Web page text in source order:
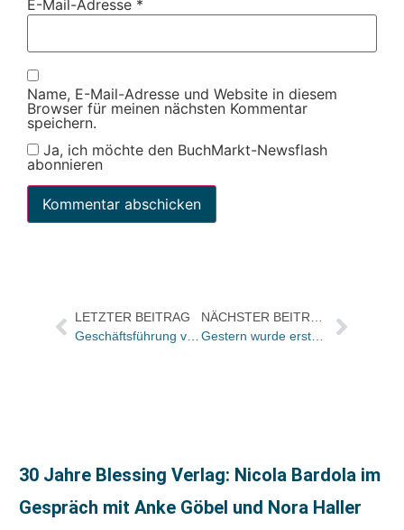
E-Mail-Adresse *
Name, E-Mail-Adresse und Website in diesem
Browser für meinen nächsten Kommentar
speichern.
Ja, ich möchte den BuchMarkt-Newsflash
abonnieren
LETZTER BEITRAG
Geschäftsführung von Travel House Media wird ausgebaut – Ganske Verlagsgruppe will engere Verzahnung von Produktion und Vertrieb von Reiseinformationen
30 Jahre Blessing Verlag: Nicola Bardola im
Gespräch mit Anke Göbel und Nora Haller